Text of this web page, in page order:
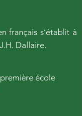
français s’établit à
Dallaire.
école